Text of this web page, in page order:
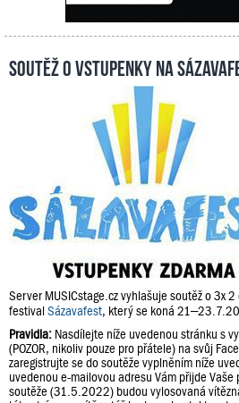
Soutěž o vstupenky na
Server MUSICstage.cz vyhlašuje soutěž o 3x
festivalSázavafest, který se koná
Pravidla: Nasdílejte níže uvedenou stránku s
(POZOR, nikoliv pouze pro přátele) na svůj
zaregistrujte se do soutěže vyplněním níže
uvedenou e-mailovou adresu Vám přijde
soutěže (31.5.2022) budou vylosovaná